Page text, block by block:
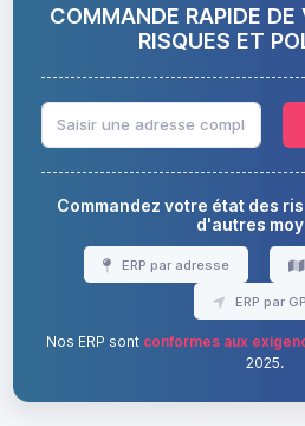
COMMANDE RAPIDE DE
RISQUES ET
Commandez votre état des
d'autres
ERP par adresse
ERP par
Nos ERP sont conformes aux
2025.